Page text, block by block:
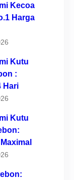
Kecoa
Harga
Kutu
:
Hari
Kutu